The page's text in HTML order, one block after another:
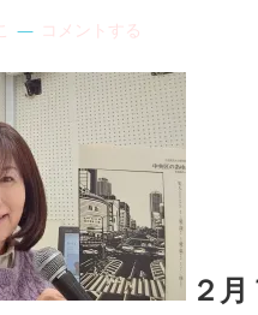
コメントする
２